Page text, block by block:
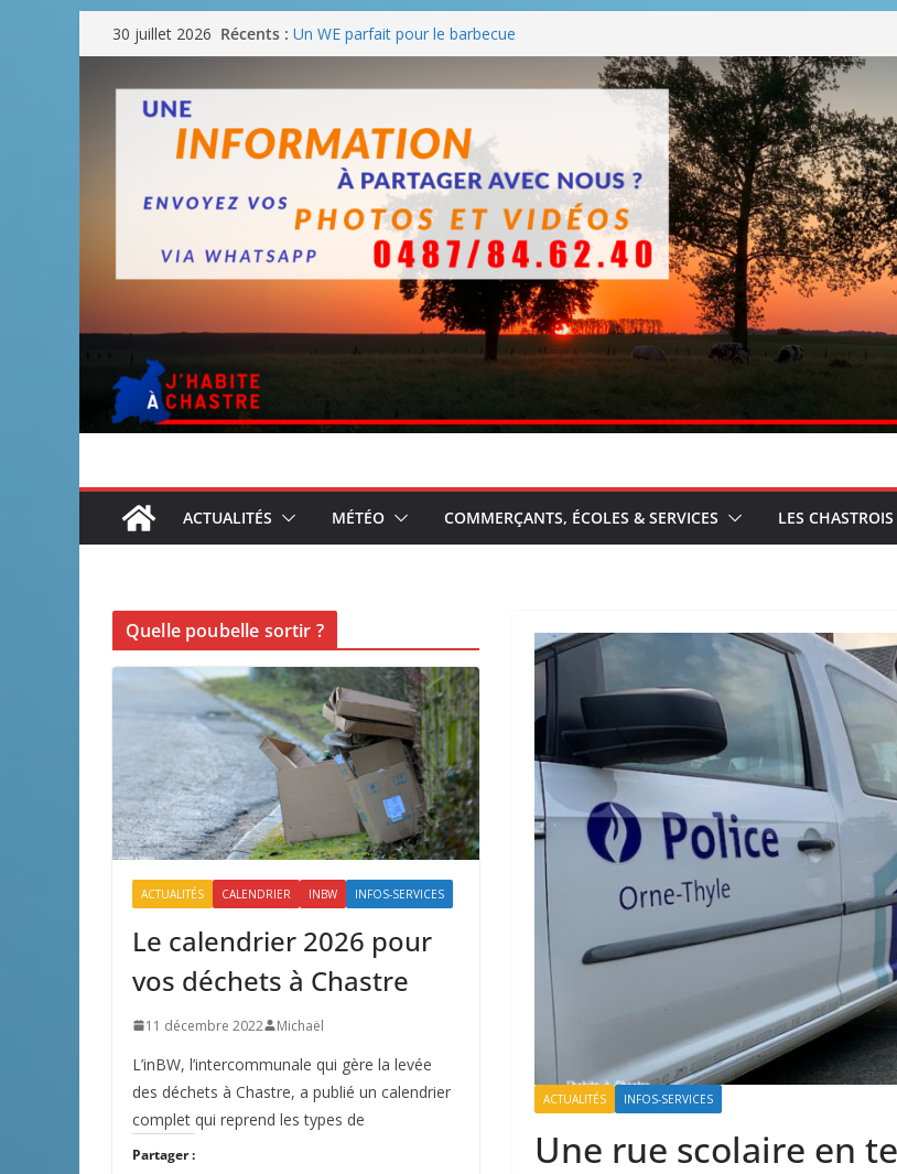
Passer
au
contenu
30 juillet 2026 Récents : août
Un WE parfait pour faire des BBQ
Une fête nationale sans drache
ACTUALITÉS MÉTÉO COMMERÇANTS, ÉCOLES & SERVICES LES
ACTUALITÉS INFOS-SERVICES
Une rue scolaire en
Quelle poubelle sortir ?
ACTUALITÉS CALENDRIER INBW INFOS-SERVICES
Le calendrier 2026 pour
vos déchets à Chastre
11 décembre 2022 Michaël
L’inBW, l’intercommunale qui gère la levée
des déchets à Chastre, a publié un calendrier
complet qui reprend les types de
Partager :